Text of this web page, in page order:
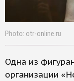
Photo: otr-online.ru
Одна из
организации